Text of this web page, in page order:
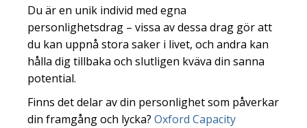
Du är en unik individ med egna
personlighetsdrag – vissa av dessa drag gör att
du kan uppnå stora saker i livet, och andra kan
hålla dig tillbaka och slutligen kväva din sanna
potential.
Finns det delar av din personlighet som påverkar
din framgång och lycka? Oxford Capacity